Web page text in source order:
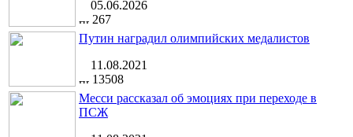
05.06.2026
267
Путин наградил олимпийских медалистов
11.08.2021
13508
Месси рассказал об эмоциях при переходе в
ПСЖ